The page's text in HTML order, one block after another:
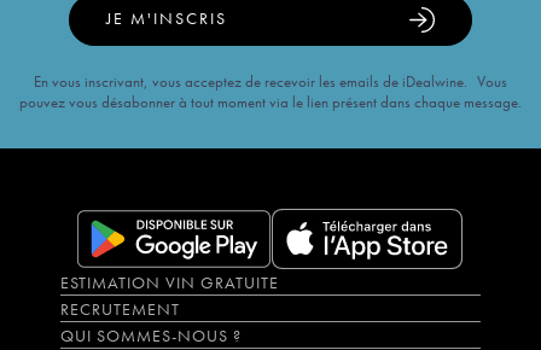
JE M'INSCRIS
En vous inscrivant, vous acceptez de recevoir les emails de iDealwine. Vous
pouvez vous désabonner à tout moment via le lien présent dans chaque message.
ESTIMATION VIN GRATUITE
RECRUTEMENT
QUI SOMMES-NOUS ?